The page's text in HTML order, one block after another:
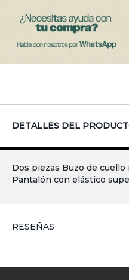
DETALLES DEL
Dos piezas Buzo de
Pantalón con elástico
RESEÑAS